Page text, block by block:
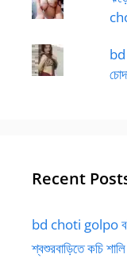
bd
Recent
bd choti golpo
শ্বশুরবাড়িতে কচি